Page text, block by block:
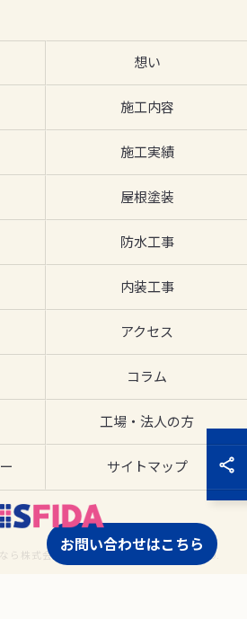
お問い合わせはこちら
想い
施工内容
施工実績
屋根塗装
防水工事
内装工事
アクセス
コラム
工場・法人の方
サイトマップ
株式会社SFIDA ALL RIGHTS RESERVED.